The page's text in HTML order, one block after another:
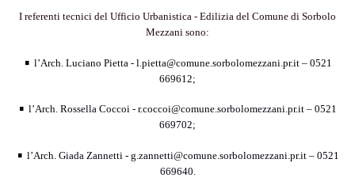
I referenti tecnici del Ufficio Urbanistica - Edilizia del Comune di Sorbolo
Mezzani sono:
• l’Arch. Luciano Pietta - l.pietta@comune.sorbolomezzani.pr.it – 0521
669612;
• l’Arch. Rossella Coccoi - r.coccoi@comune.sorbolomezzani.pr.it – 0521
669702;
• l’Arch. Giada Zannetti - g.zannetti@comune.sorbolomezzani.pr.it – 0521
669640.